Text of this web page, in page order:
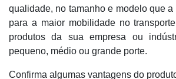
qualidade, no tamanho e modelo que a
para a maior mobilidade no
produtos da sua empresa ou
pequeno, médio ou grande porte.
Confirma algumas vantagens do